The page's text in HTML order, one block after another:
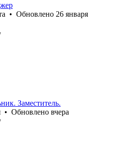
• Обновлено 26 января
Заместитель.
• Обновлено вчера